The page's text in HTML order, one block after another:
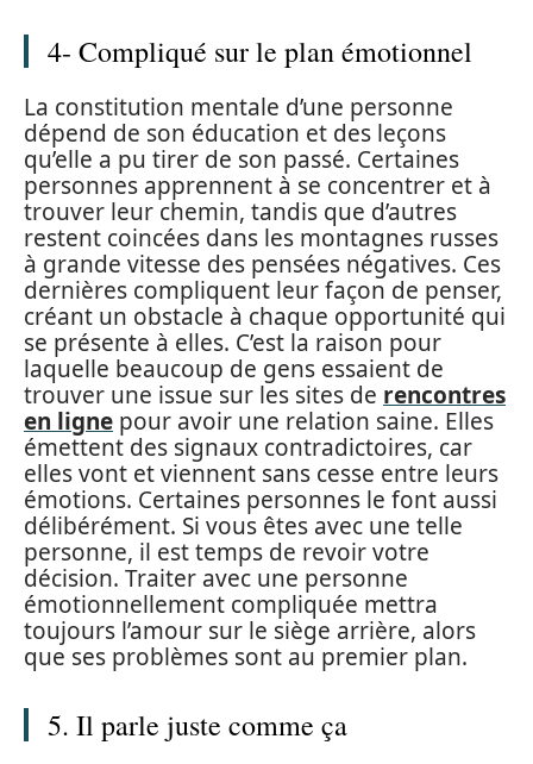
4- Compliqué sur le plan émotionnel
La constitution mentale d’une personne
dépend de son éducation et des leçons
qu’elle a pu tirer de son passé. Certaines
personnes apprennent à se concentrer et à
trouver leur chemin, tandis que d’autres
restent coincées dans les montagnes russes
à grande vitesse des pensées négatives. Ces
dernières compliquent leur façon de penser,
créant un obstacle à chaque opportunité qui
se présente à elles. C’est la raison pour
laquelle beaucoup de gens essaient de
trouver une issue sur les sites de rencontres
en ligne pour avoir une relation saine. Elles
émettent des signaux contradictoires, car
elles vont et viennent sans cesse entre leurs
émotions. Certaines personnes le font aussi
délibérément. Si vous êtes avec une telle
personne, il est temps de revoir votre
décision. Traiter avec une personne
émotionnellement compliquée mettra
toujours l’amour sur le siège arrière, alors
que ses problèmes sont au premier plan.
5. Il parle juste comme ça